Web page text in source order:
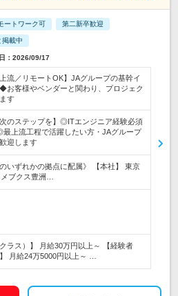
ートワーク可 第二新卒歓迎
掲載中
：2026/09/17
流／リモートOK】JAグループの基幹イ
お客様やベンダーと関わり、プロジェク
す
次のステップを】◎ITエンジニア経験必須
最上流工程で活躍したい方・JAグループ
迎します
いずれかの拠点に配属》 【本社】 東京
ブクス豊洲…
ラス）】 月給30万円以上～ 【経験者
月給24万5000円以上～ …